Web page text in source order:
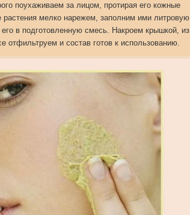
поухаживаем за лицом, протирая его кожные
мелко нарежем, заполним ими литровую
в подготовленную смесь. Накроем крышкой, из
и состав готов к использованию.